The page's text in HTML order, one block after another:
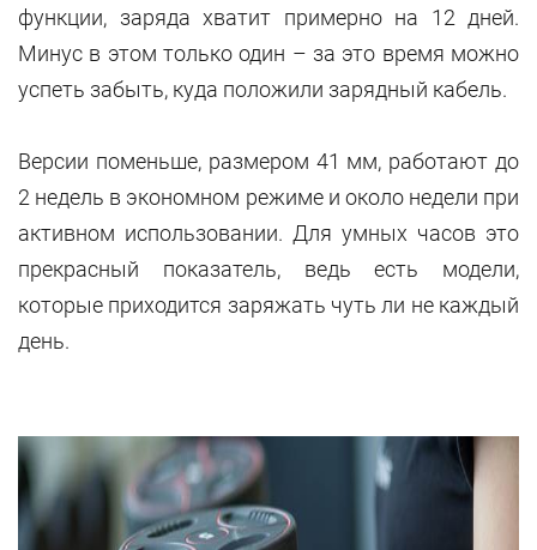
функции, заряда хватит примерно на 12 дней.
Минус в этом только один – за это время можно
успеть забыть, куда положили зарядный кабель.
Версии поменьше, размером 41 мм, работают до
2 недель в экономном режиме и около недели при
активном использовании. Для умных часов это
прекрасный показатель, ведь есть модели,
которые приходится заряжать чуть ли не каждый
день.